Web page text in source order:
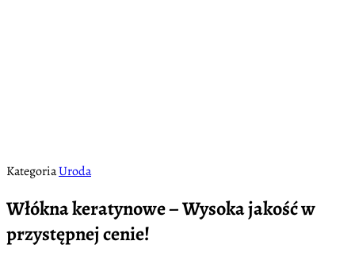
KategoriaUroda
Włókna keratynowe – Wysoka jakość w
przystępnej cenie!